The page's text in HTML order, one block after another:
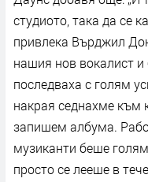
студиото, така да се
привлека Върджил
нашия нов вокалист и
последваха с голям
накрая седнахме към
запишем албума.
музиканти беше
просто се лееше в